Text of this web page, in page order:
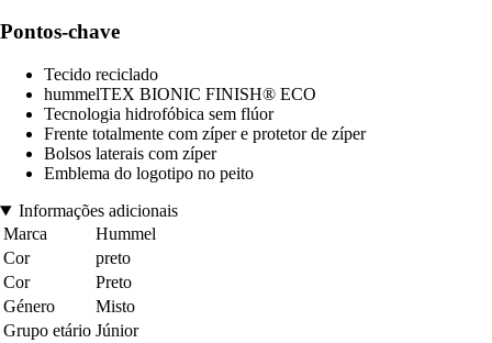
Pontos-chave
Tecido reciclado
hummelTEX BIONIC FINISH® ECO
Tecnologia hidrofóbica sem flúor
Frente totalmente com zíper e protetor de zíper
Bolsos laterais com zíper
Emblema do logotipo no peito
Informações adicionais
Marca
Hummel
Cor
preto
Cor
Preto
Género
Misto
Grupo etário Júnior